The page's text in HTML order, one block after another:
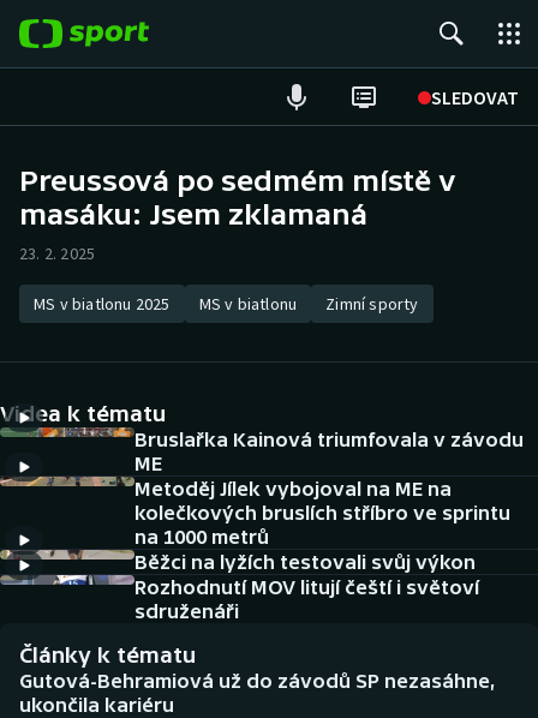
SLEDOVAT
Hokej
Atletika
DALŠÍ SPORTY
Americký fotbal
Baseball a softbal
Biatlon
NEPŘEHLÉDNĚTE
Soutěže
Historické návraty
Aplikace ČT sport
Preussová po sedmém místě v
masáku: Jsem zklamaná
23. 2. 2025
MS v biatlonu 2025 MS v biatlonu Zimní sporty
Videa k tématu
Bruslařka Kainová triumfovala v závodu
ME
Metoděj Jílek vybojoval na ME na
kolečkových bruslích stříbro ve sprintu
na 1000 metrů
Běžci na lyžích testovali svůj výkon
Rozhodnutí MOV litují čeští i světoví
sdruženáři
Články k tématu
Gutová-Behramiová už do závodů SP nezasáhne,
ukončila kariéru